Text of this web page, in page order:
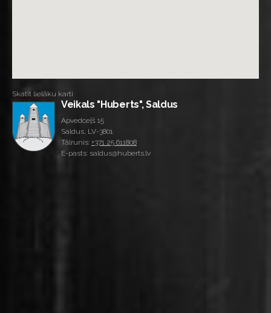
Skatīt lielāku karti
Veikals "Huberts", Saldus
Apvedceļš 15
Saldus, LV-3801
Tālrunis: +371 25 611808
E-pasts: saldus@huberts.lv